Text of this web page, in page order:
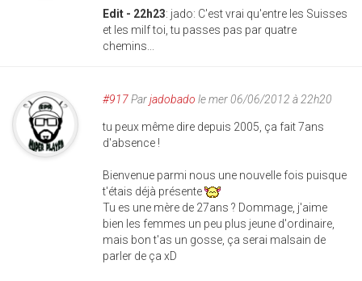
Edit - 22h23: jado: C'est vrai qu'entre les Suisses
et les milf toi, tu passes pas par quatre
chemins...
#917Parjadobado le mer 06/06/2012 à 22h20
tu peux même dire depuis 2005, ça fait 7ans
d'absence !
Bienvenue parmi nous une nouvelle fois puisque
t'étais déjà présente
Tu es une mère de 27ans ? Dommage, j'aime
bien les femmes un peu plus jeune d'ordinaire,
mais bon t'as un gosse, ça serai malsain de
parler de ça xD